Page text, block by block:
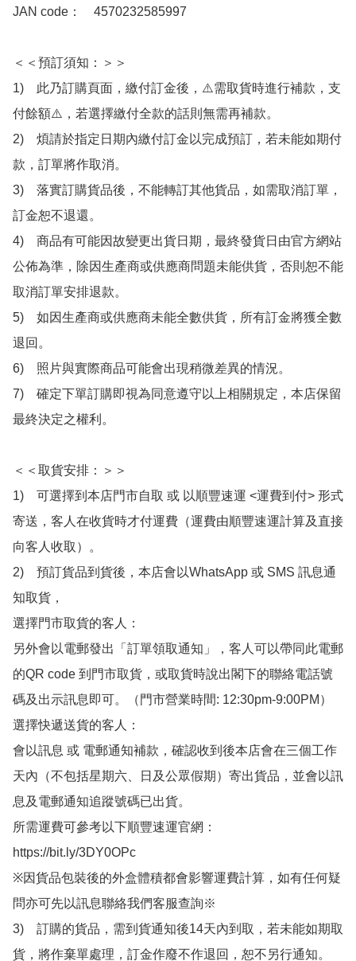
JAN code：　4570232585997
＜＜預訂須知：＞＞
1)　此乃訂購頁面，繳付訂金後，⚠️需取貨時進行補款，支
付餘額⚠️，若選擇繳付全款的話則無需再補款。
2)　煩請於指定日期內繳付訂金以完成預訂，若未能如期付
款，訂單將作取消。
3)　落實訂購貨品後，不能轉訂其他貨品，如需取消訂單，
訂金恕不退還。
4)　商品有可能因故變更出貨日期，最終發貨日由官方網站
公佈為準，除因生產商或供應商問題未能供貨，否則恕不能
取消訂單安排退款。
5)　如因生產商或供應商未能全數供貨，所有訂金將獲全數
退回。
6)　照片與實際商品可能會出現稍微差異的情況。
7)　確定下單訂購即視為同意遵守以上相關規定，本店保留
最終決定之權利。
＜＜取貨安排：＞＞
1)　可選擇到本店門市自取 或 以順豐速運 <運費到付> 形式
寄送，客人在收貨時才付運費（運費由順豐速運計算及直接
向客人收取）。
2)　預訂貨品到貨後，本店會以WhatsApp 或 SMS 訊息通
知取貨，
選擇門市取貨的客人：
另外會以電郵發出「訂單領取通知」，客人可以帶同此電郵
的QR code 到門市取貨，或取貨時說出閣下的聯絡電話號
碼及出示訊息即可。（門市營業時間: 12:30pm-9:00PM）
選擇快遞送貨的客人：
會以訊息 或 電郵通知補款，確認收到後本店會在三個工作
天內（不包括星期六、日及公眾假期）寄出貨品，並會以訊
息及電郵通知追蹤號碼已出貨。
所需運費可參考以下順豐速運官網：
https://bit.ly/3DY0OPc
※因貨品包裝後的外盒體積都會影響運費計算，如有任何疑
問亦可先以訊息聯絡我們客服查詢※
3)　訂購的貨品，需到貨通知後14天內到取，若未能如期取
貨，將作棄單處理，訂金作廢不作退回，恕不另行通知。